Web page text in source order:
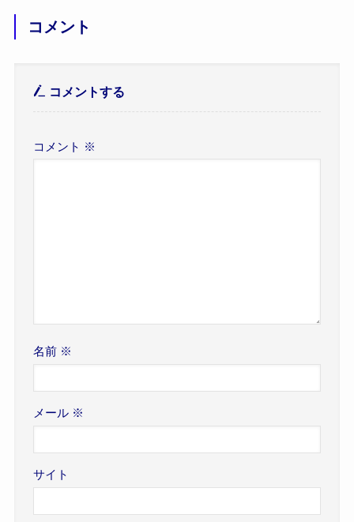
コメント
コメントする
コメント ※
名前 ※
メール ※
サイト